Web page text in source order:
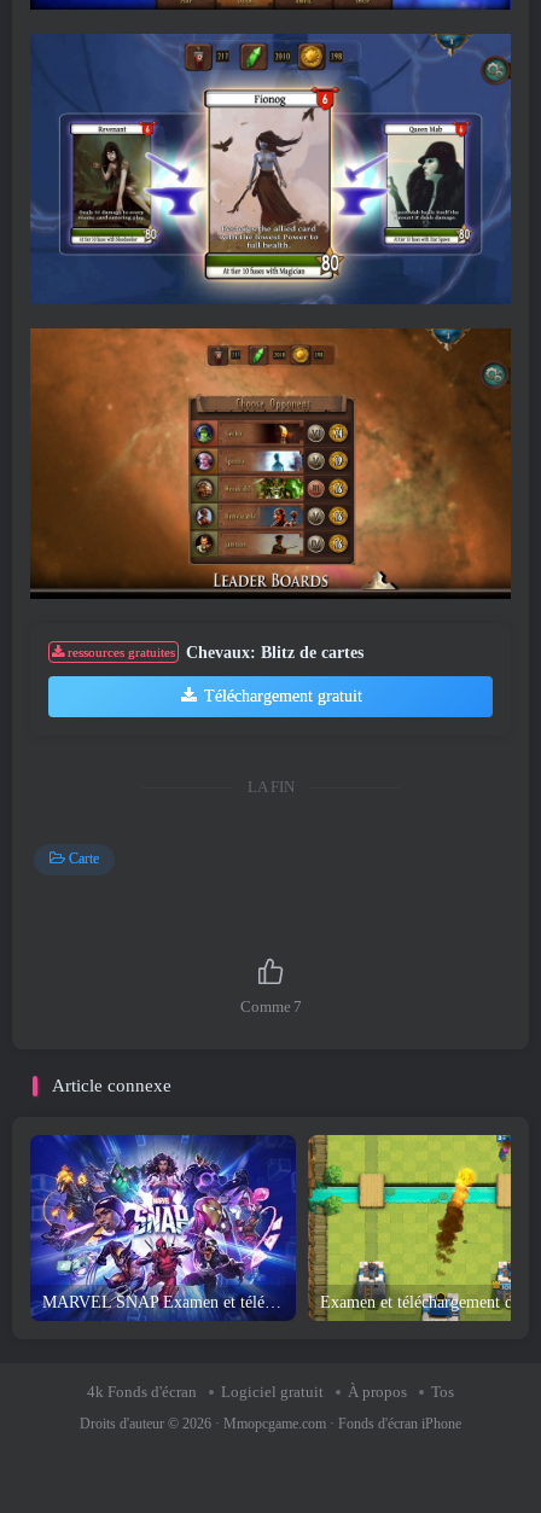
ressources gratuites Chevaux: Blitz de cartes
Téléchargement gratuit
LA FIN
Carte
Comme 7
Article connexe
MARVEL SNAP Examen et téléchargement
4k Fonds d'écran Logiciel gratuit À propos Tos
Droits d'auteur © 2026 · Mmopcgame.com · Fonds d'écran iPhone